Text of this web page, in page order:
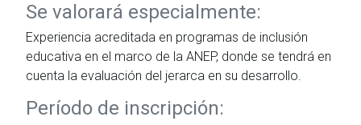
Se valorará especialmente:
Experiencia acreditada en programas de inclusión
educativa en el marco de la ANEP, donde se tendrá en
cuenta la evaluación del jerarca en su desarrollo.
Período de inscripción: